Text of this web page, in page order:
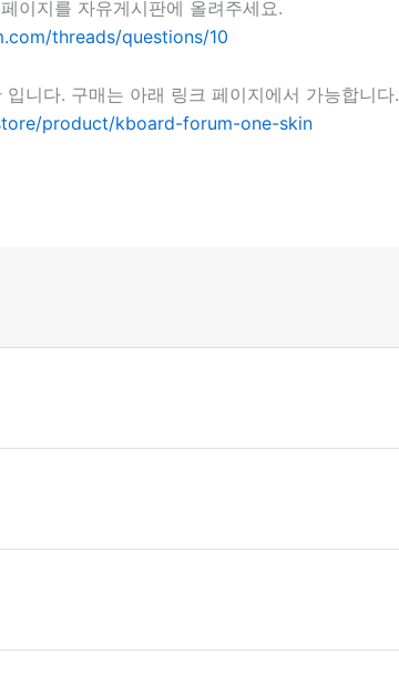
이지를 자유게시판에 올려주세요.
threads/questions/10
니다. 구매는 아래 링크 페이지에서 가능합니다.
product/kboard-forum-one-skin